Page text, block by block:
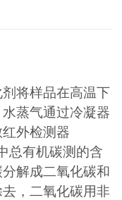
将样品在高温下
蒸气通过冷凝器
外检测器
总有机碳测的含
解成二氧化碳和
，二氧化碳用非